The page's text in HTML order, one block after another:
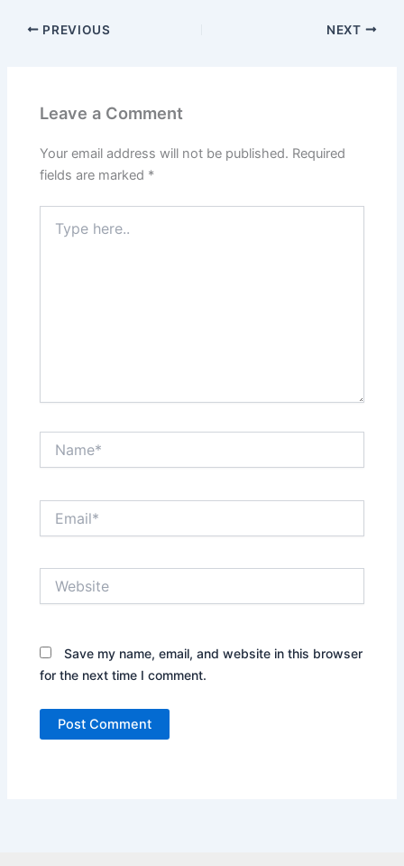
PREVIOUS NEXT
Leave a Comment
Your email address will not be published. Required
fields are marked *
here..
Save my name, email, and website in this browser
for the next time I comment.